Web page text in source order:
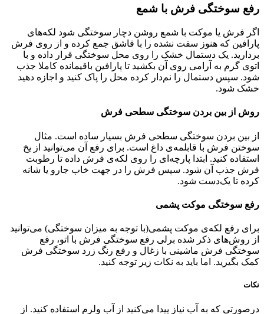
رفع سوختگی فرش با شمع
اگر فرش یا موکت با شمع روشن دچار سوختگی شود لکه‌های
پارافین که هنوز سفت نشده را با قاشق جمع کرده و از روی فرش
بردارید. یک دستمال خشک را روی محل سوختگی قرار داده و با
اتوی گرم به آرامی روی آن بکشید تا پارافین باقیمانده کاملا جذب
شود. سپس دستمال را نم‌دار کرده محل را پاک کنید و اجازه دهید
خشک شود.
روش از بین بردن سوختگی سطحی فرش
از بین بردن سوختگی سطحی فرش بسیار ساده است. مثال
سوختن فرش با قابلمه‌ی داغ است. برای رفع آن می‌توانید از یخ
استفاده کنید. ابتدا پارچه‌ای را روی لکه‌ی فرش داده تا رطوبت
فرش جذب آن شود. سپس فرش را در جهت خاب جارو یا شانه
کرده تا یک‌دست شود.
رفع سوختگی موکت پشمی
برای رفع لکه‌ی موکت پشمی(با توجه به میزان سوختگی) می‌توانید
از روش‌های ذکر شده برلی رفع سوختگی فرش با اتو، رفع
سوختگی فرش ماشینی با زغال و رفع رنگ زرد سوختگی فرش
کمک بگیرید. اما باید به نکات زیر توجه کنید.
نکات
درصورتی که به آب نیاز پیدا می‌کنید از آب ولرم استفاده کنید. از